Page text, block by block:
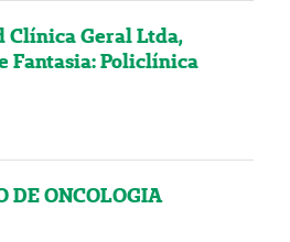
Clínica Geral Ltda,
Fantasia: Policlínica
DE ONCOLOGIA